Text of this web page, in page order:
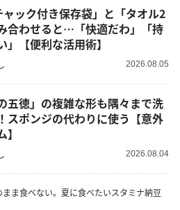
合わせると…「快適だわ」「持
」【便利な活用術】
2026.08.05
五徳」の複雑な形も隅々まで洗
スポンジの代わりに使う【意外
2026.08.04
ま食べない。夏に食べたいスタミナ納豆